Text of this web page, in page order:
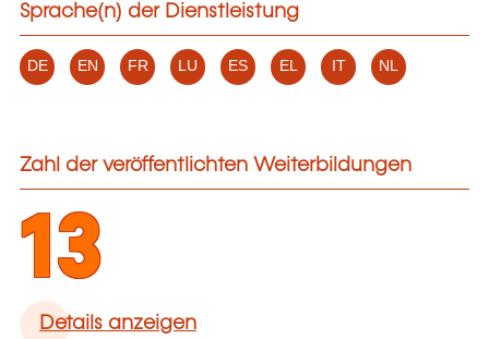
Sprache(n) der Dienstleistung
DE EN FR LU ES EL IT NL
Zahl der veröffentlichten Weiterbildungen
13
Details anzeigen